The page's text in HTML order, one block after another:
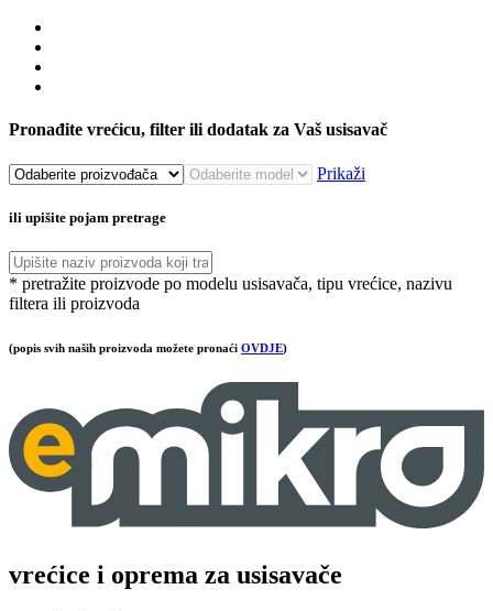
Pronađite vrećicu, filter ili dodatak za Vaš usisavač
Prikaži
ili upišite pojam pretrage
* pretražite proizvode po modelu usisavača, tipu vrećice, nazivu
filtera ili proizvoda
(popis svih naših proizvoda možete pronaći OVDJE)
vrećice i oprema za usisavače